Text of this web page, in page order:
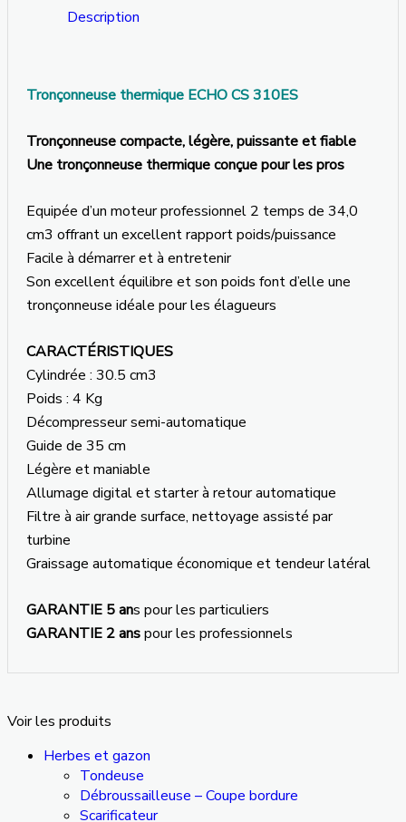
Description
Tronçonneuse thermique ECHO CS 310ES
Tronçonneuse compacte, légère, puissante et fiable
Une tronçonneuse thermique conçue pour les pros
Equipée d’un moteur professionnel 2 temps de 34,0
cm3 offrant un excellent rapport poids/puissance
Facile à démarrer et à entretenir
Son excellent équilibre et son poids font d’elle une
tronçonneuse idéale pour les élagueurs
CARACTÉRISTIQUES
Cylindrée : 30.5 cm3
Poids : 4 Kg
Décompresseur semi-automatique
Guide de 35 cm
Légère et maniable
Allumage digital et starter à retour automatique
Filtre à air grande surface, nettoyage assisté par
turbine
Graissage automatique économique et tendeur latéral
GARANTIE 5 ans pour les particuliers
GARANTIE 2 anspour les professionnels
Voir les produits
Herbes et gazon
Tondeuse
Débroussailleuse – Coupe bordure
Scarificateur